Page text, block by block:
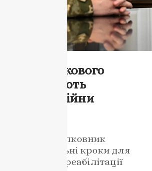
військового
посилюють
в умовах війни
та полковник
спільні кроки для
воїнів і реабілітації